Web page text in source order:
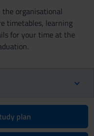
organisational
timetables, learning
for your time at the
plan